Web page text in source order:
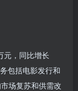
元，同比增长
包括电影发行和
场复苏和供需改